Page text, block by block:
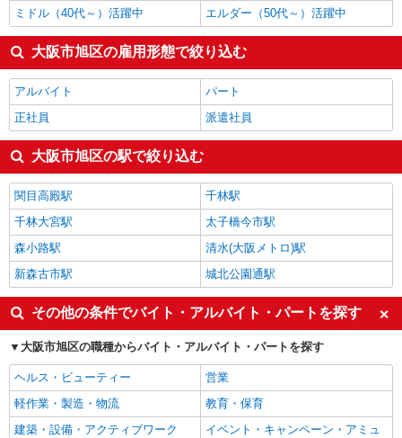
ミドル（40代～）活躍中
エルダー（50代～）活躍中
大阪市旭区の雇用形態で絞り込む
アルバイト
パート
正社員
派遣社員
大阪市旭区の駅で絞り込む
関目高殿駅
千林駅
千林大宮駅
太子橋今市駅
森小路駅
清水(大阪メトロ)駅
新森古市駅
城北公園通駅
その他の条件でバイト・アルバイト・パートを探す
大阪市旭区の職種からバイト・アルバイト・パートを探す
ヘルス・ビューティー
営業
軽作業・製造・物流
教育・保育
建築・設備・アクティブワーク
イベント・キャンペーン・アミュ